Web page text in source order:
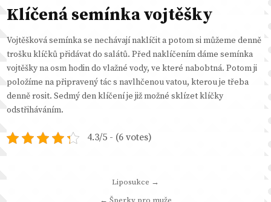
Klíčená semínka vojtěšky
Vojtěšková semínka se nechávají naklíčit a potom si můžeme denně
trošku klíčků přidávat do salátů. Před naklíčením dáme semínka
vojtěšky na osm hodin do vlažné vody, ve které nabobtná. Potom ji
položíme na připravený tác s navlhčenou vatou, kterou je třeba
denně rosit. Sedmý den klíčení je již možné sklízet klíčky
odstřiháváním.
4.3/5 - (6 votes)
Liposukce →